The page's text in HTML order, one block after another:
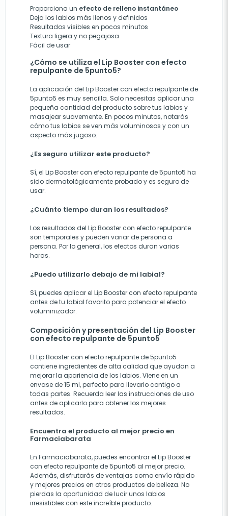
Proporciona un efecto de relleno instantáneo
Deja los labios más llenos y definidos
Resultados visibles en pocos minutos
Textura ligera y no pegajosa
Fácil de usar
¿Cómo se utiliza el Lip Booster con efecto
repulpante de 5punto5?
La aplicación del Lip Booster con efecto repulpante de
5punto5 es muy sencilla. Solo necesitas aplicar una
pequeña cantidad del producto sobre tus labios y
masajear suavemente. En pocos minutos, notarás
cómo tus labios se ven más voluminosos y con un
aspecto más jugoso.
¿Es seguro utilizar este producto?
Sí, el Lip Booster con efecto repulpante de 5punto5 ha
sido dermatológicamente probado y es seguro de
usar.
¿Cuánto tiempo duran los resultados?
Los resultados del Lip Booster con efecto repulpante
son temporales y pueden variar de persona a
persona. Por lo general, los efectos duran varias
horas.
¿Puedo utilizarlo debajo de mi labial?
Sí, puedes aplicar el Lip Booster con efecto repulpante
antes de tu labial favorito para potenciar el efecto
voluminizador.
Composición y presentación del Lip Booster
con efecto repulpante de 5punto5
El Lip Booster con efecto repulpante de 5punto5
contiene ingredientes de alta calidad que ayudan a
mejorar la apariencia de los labios. Viene en un
envase de 15 ml, perfecto para llevarlo contigo a
todas partes. Recuerda leer las instrucciones de uso
antes de aplicarlo para obtener los mejores
resultados.
Encuentra el producto al mejor precio en
Farmaciabarata
En Farmaciabarata, puedes encontrar el Lip Booster
con efecto repulpante de 5punto5 al mejor precio.
Además, disfrutarás de ventajas como envío rápido
y mejores precios en otros productos de belleza. No
pierdas la oportunidad de lucir unos labios
irresistibles con este increíble producto.